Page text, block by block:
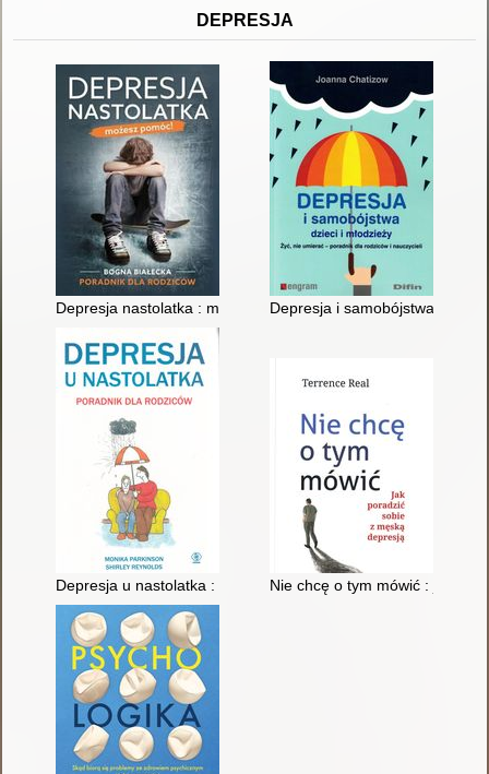
DEPRESJA
Depresja nastolatka : możesz pomóc! : poradnik dla rodziców
Depresja i samobójstwa dzieci
Depresja u nastolatka : poradnik dla rodziców
Nie chcę o tym mówić : jak